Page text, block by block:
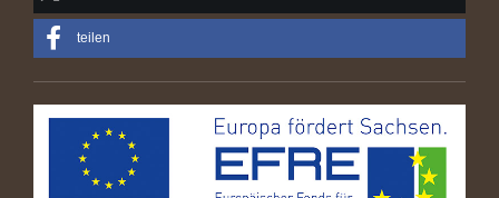
teilen